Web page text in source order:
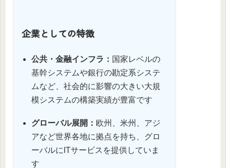
企業としての特徴
公共・金融インフラ： 国家レベルの
基幹システムや銀行の勘定系システ
ムなど、社会的に影響の大きい大規
模システムの構築実績が豊富です
グローバル展開： 欧州、米州、アジ
アなど世界各地に拠点を持ち、グロ
ーバルにITサービスを提供していま
す